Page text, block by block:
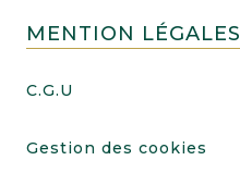
MENTION LÉGALES
C.G.U
Gestion des cookies